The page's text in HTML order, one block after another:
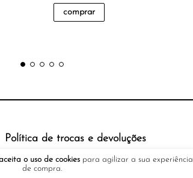
o uso de cookies para agilizar a sua experiência
de compra.
comprar
Política de trocas e devoluções